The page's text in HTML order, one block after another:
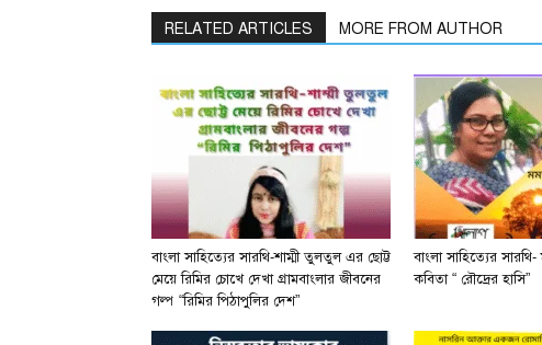
RELATED ARTICLES MORE FROM AUTHOR
বাংলা সাহিত্যের সারথি-শাম্মী তুলতুল এর ছোট্ট
মেয়ে রিমির চোখে দেখা গ্রামবাংলার জীবনের
গল্প “রিমির পিঠাপুলির দেশ”
বাংলা সাহিত্যের
কবিতা “ রৌদ্রের হাসি”